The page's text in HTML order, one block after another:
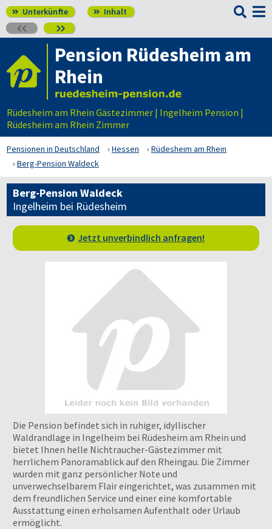
 Unterkünfte  Inhalt
 

Pension Rüdesheim am
Rhein
Rüdesheim am Rhein Gästezimmer | Ingelheim Pension |
Rüdesheim am Rhein Zimmer
Pensionen in Deutschland Hessen
Rüdesheim am Rhein
Berg-Pension Waldeck
Berg-Pension Waldeck
Ingelheim bei Rüdesheim
Jetzt unverbindlich anfragen!
Die Pension befindet sich in ruhiger, idyllischer
Waldrandlage in Ingelheim bei Rüdesheim am Rhein und
bietet Ihnen helle Nichtraucher-Gästezimmer mit
herrlichem Panoramablick auf den Rheingau. Die Zimmer
wurden mit ganz persönlicher Note und
unverwechselbarem Flair eingerichtet, was zusammen mit
dem freundlichen Service und einer eine komfortable
Ausstattung einen erholsamen Aufenthalt oder Urlaub
ermöglicht.